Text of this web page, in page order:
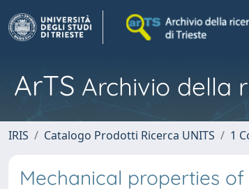
ArTS Archivio della
IRIS Catalogo Prodotti Ricerca UNITS 1
Mechanical properties